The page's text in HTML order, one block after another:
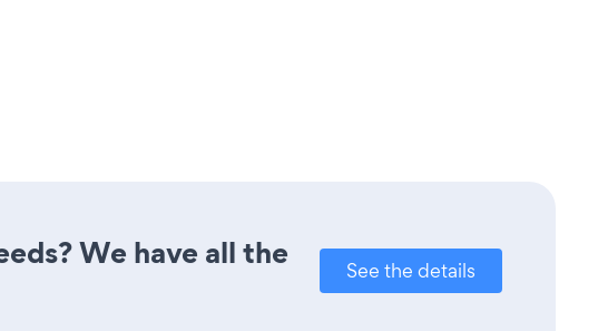
We have all the
See the details